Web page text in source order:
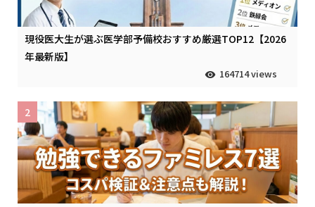
現役医大生が選ぶ医学部予備校おすすめ厳選TOP12【2026
年最新版】
164714 views
2